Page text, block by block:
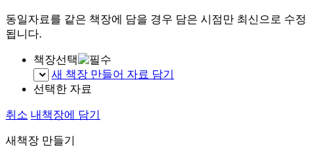
동일자료를 같은 책장에 담을 경우 담은 시점만 최신으로 수정
됩니다.
책장선택
새 책장 만들어 자료 담기
선택한 자료
취소 내책장에 담기
새책장 만들기